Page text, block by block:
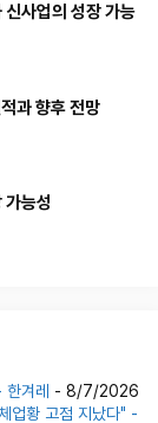
신사업의 성장 가능
과 향후 전망
능성
겨레 - 8/7/2026
업황 고점 지났다" -